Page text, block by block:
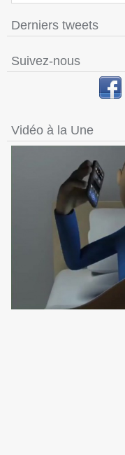
Derniers tweets
Suivez-nous
Vidéo à la Une